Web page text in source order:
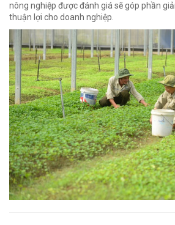
nông nghiệp được đánh giá sẽ góp phần
thuận lợi cho doanh nghiệp.